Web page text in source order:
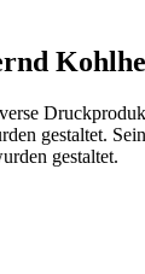
gestaltet.
gestaltet.